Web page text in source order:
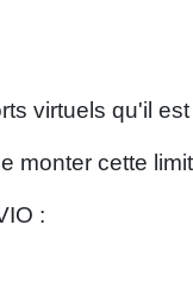
virtuels qu'il
monter cette
: